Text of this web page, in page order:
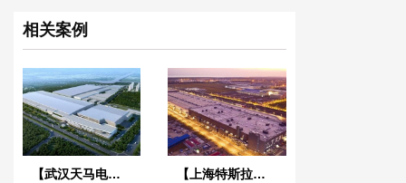
相关案例
【武汉天马电子新型显示产业中心】废水系统橡胶接头合同 【上海特斯拉超级工厂】金属软管合同